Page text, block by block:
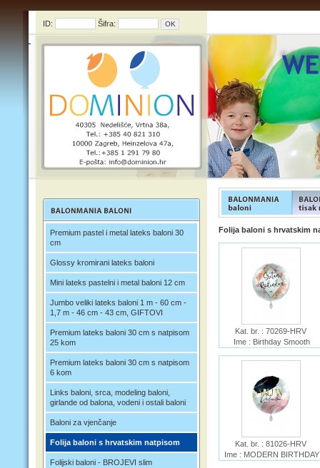
ID: Šifra:
Premium pastel i metal lateks baloni 30
cm
Glossy kromirani lateks baloni
Mini lateks pastelni i metal baloni 12 cm
Jumbo veliki lateks baloni 1 m - 60 cm -
1,7 m - 46 cm - 43 cm, GIFTOVI
Premium lateks baloni 30 cm s natpisom
25 kom
Premium lateks baloni 30 cm s natpisom
6 kom
Links baloni, srca, modeling baloni,
girlande od balona, vodeni i ostali baloni
Baloni za vjenčanje
Folija baloni s hrvatskim natpisom
Folijski baloni - BROJEVI slim
Folija baloni s hrvatskim
Kat. br. : 70269-HRV
Ime : Birthday Smooth
Kat. br. : 81026-HRV
Ime : MODERN BIRTHDAY